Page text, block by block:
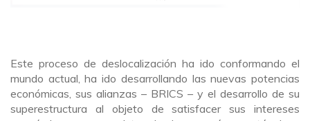
Este proceso de deslocalización ha ido conformando el
mundo actual, ha ido desarrollando las nuevas potencias
económicas, sus alianzas – BRICS – y el desarrollo de su
superestructura al objeto de satisfacer sus intereses